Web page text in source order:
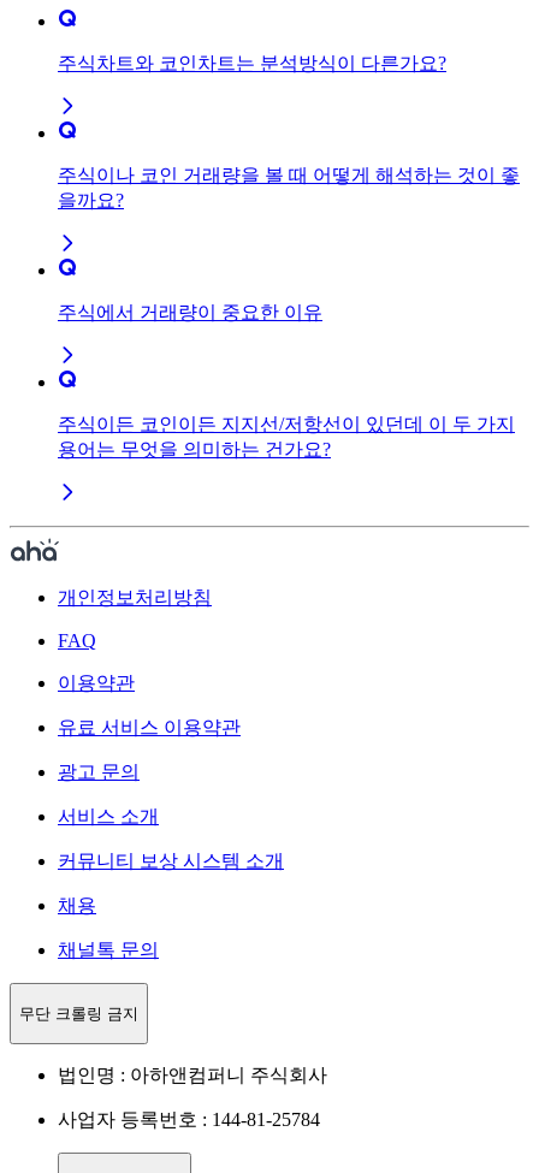
주식차트와 코인차트는 분석방식이 다른가요?
주식이나 코인 거래량을 볼 때 어떻게 해석하는 것이 좋
을까요?
주식에서 거래량이 중요한 이유
주식이든 코인이든 지지선/저항선이 있던데 이 두 가지
용어는 무엇을 의미하는 건가요?
개인정보처리방침
FAQ
이용약관
유료 서비스 이용약관
광고 문의
서비스 소개
커뮤니티 보상 시스템 소개
채용
채널톡 문의
무단 크롤링 금지
법인명 : 아하앤컴퍼니 주식회사
사업자 등록번호 : 144-81-25784